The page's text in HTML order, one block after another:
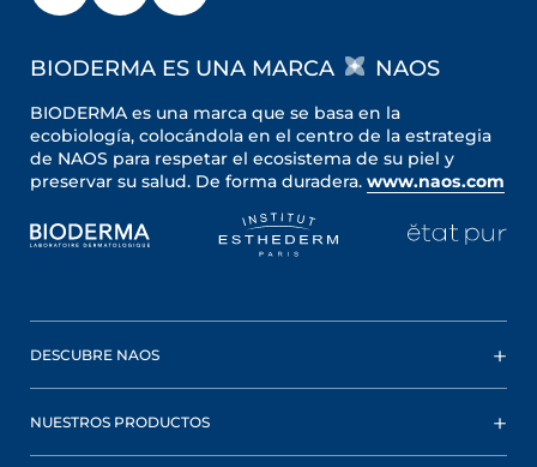
BIODERMA ES UNA MARCA NAOS
BIODERMA es una marca que se basa en la
ecobiología, colocándola en el centro de la estrategia
de NAOS para respetar el ecosistema de su piel y
preservar su salud. De forma duradera. www.naos.com
DESCUBRE NAOS
NUESTROS PRODUCTOS